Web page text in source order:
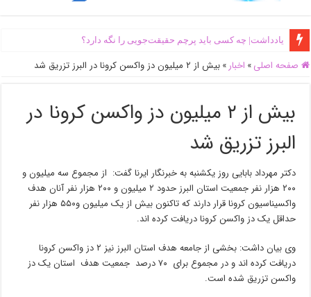
یادداشت| ‌چه کسی باید پرچم حقیقت‌جویی را نگه دارد؟
صفحه اصلی » اخبار » بیش از ۲ میلیون دز واکسن کرونا در البرز تزریق شد
بیش از ۲ میلیون دز واکسن کرونا در
البرز تزریق شد
دکتر مهرداد بابایی روز یکشنبه به خبرنگار ایرنا گفت: از مجموع سه میلیون و
۲۰۰ هزار نفر جمعیت استان البرز حدود ۲ میلیون و ۲۰۰ هزار نفر آنان هدف
واکسیناسیون کرونا قرار دارند که تاکنون بیش از یک میلیون و۵۵۰ هزار نفر
حداقل یک دز واکسن کرونا دریافت کرده اند.
وی بیان داشت: بخشی از جامعه هدف استان البرز نیز ۲ دز واکسن کرونا
دریافت کرده اند و در مجموع برای ۷۰ درصد جمعیت هدف استان یک دز
واکسن تزریق شده است.